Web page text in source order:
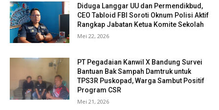
Diduga Langgar UU dan Permendikbud,
CEO Tabloid FBI Soroti Oknum Polisi Aktif
Rangkap Jabatan Ketua Komite Sekolah
Mei 22, 2026
PT Pegadaian Kanwil X Bandung Survei
Bantuan Bak Sampah Damtruk untuk
TPS3R Puskopad, Warga Sambut Positif
Program CSR
Mei 21, 2026